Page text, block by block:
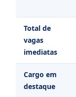
Total de
vagas
imediatas
Cargo em
destaque